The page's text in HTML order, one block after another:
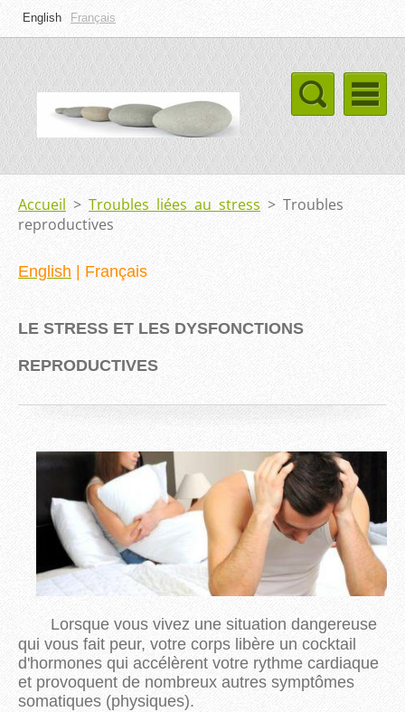
English Français
Accueil > Troubles liées au stress > Troubles
reproductives
English Français
LE STRESS ET LES DYSFONCTIONS
REPRODUCTIVES
Lorsque vous vivez une situation dangereuse
qui vous fait peur, votre corps libère un cocktail
d'hormones qui accélèrent votre rythme cardiaque
et provoquent de nombreux autres symptômes
somatiques (physiques).